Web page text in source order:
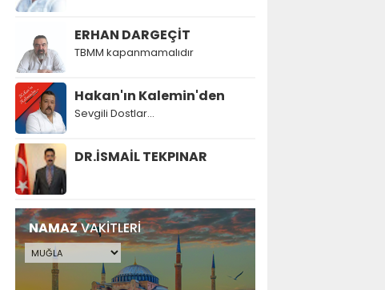
ERHAN DARGEÇİT
TBMM kapanmamalıdır
Hakan'ın Kalemin'den
Sevgili Dostlar...
DR.İSMAİL TEKPINAR
NAMAZVAKİTLERİ